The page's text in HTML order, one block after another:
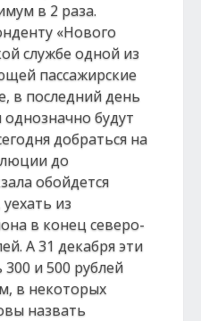
в 2 раза.
«Нового
службе одной из
пассажирские
в последний день
будут
добраться на
до
обойдется
из
в конец северо-
А 31 декабря эти
и 500 рублей
в некоторых
назвать